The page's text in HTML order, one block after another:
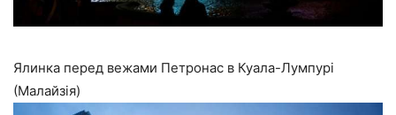
Ялинка перед вежами Петронас в Куала-Лумпурі
(Малайзія)